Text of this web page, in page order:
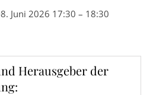
Juni 2026 17:30 – 18:30
Herausgeber der